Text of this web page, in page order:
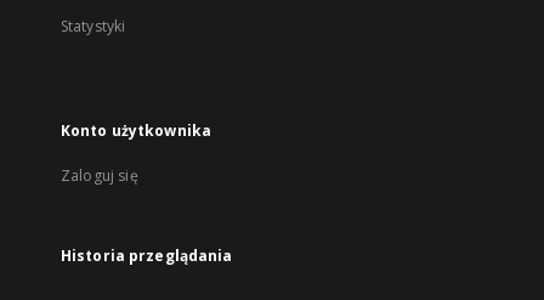
Statystyki
Konto użytkownika
Zaloguj się
Historia przeglądania